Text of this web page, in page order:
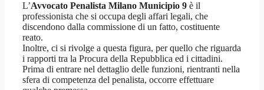
L’Avvocato Penalista Milano Municipio 9 è il
professionista che si occupa degli affari legali, che
discendono dalla commissione di un fatto, costituente
reato.
Inoltre, ci si rivolge a questa figura, per quello che riguarda
i rapporti tra la Procura della Repubblica ed i cittadini.
Prima di entrare nel dettaglio delle funzioni, rientranti nella
sfera di competenza del penalista, occorre effettuare